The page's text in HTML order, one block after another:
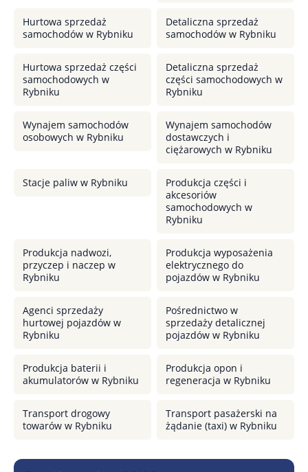
Hurtowa sprzedaż
samochodów w Rybniku
Detaliczna sprzedaż
samochodów w Rybniku
Hurtowa sprzedaż części
samochodowych w
Rybniku
Detaliczna sprzedaż
części samochodowych w
Rybniku
Wynajem samochodów
osobowych w Rybniku
Wynajem samochodów
dostawczych i
ciężarowych w Rybniku
Stacje paliw w Rybniku
Produkcja części i
akcesoriów
samochodowych w
Rybniku
Produkcja nadwozi,
przyczep i naczep w
Rybniku
Produkcja wyposażenia
elektrycznego do
pojazdów w Rybniku
Agenci sprzedaży
hurtowej pojazdów w
Rybniku
Pośrednictwo w
sprzedaży detalicznej
pojazdów w Rybniku
Produkcja baterii i
akumulatorów w Rybniku
Produkcja opon i
regeneracja w Rybniku
Transport drogowy
towarów w Rybniku
Transport pasażerski na
żądanie (taxi) w Rybniku